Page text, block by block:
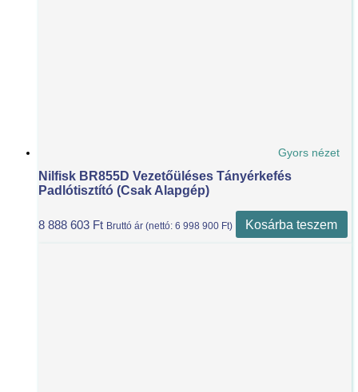
Gyors nézet
Nilfisk BR855D Vezetőüléses Tányérkefés
Padlótisztító (csak Alapgép)
8 888 603 Ft Bruttó ár (nettó: 6 998 900 Ft) Kosárba teszem